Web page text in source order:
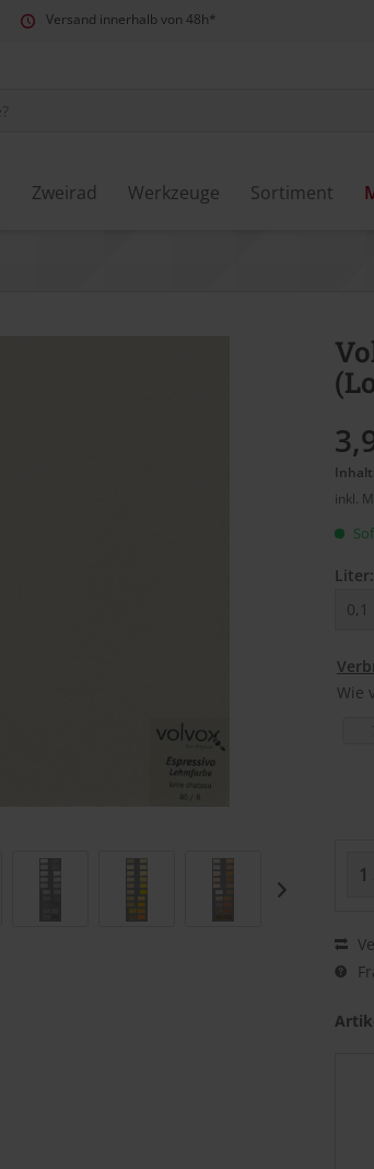
Versand innerhalb von 48h*
Zweirad Werkzeuge Sortiment
Inhalt:
inkl.
Liter:
Wie